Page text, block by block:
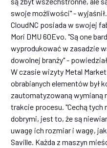
swoje możliwości" - wyjaśnił.
CloudNC posiada w swojej
Mori DMU 60Evo. "Są one
wyprodukować w zasadzie
dowolnej branży" -
W czasie wizyty Metal
obrabianych elementów był
zautomatyzowaną wymianą
trakcie procesu. "Cechą tych
dobrymi, jest to, że są
uwagę ich rozmiar i wagę,
Saville. Każda z maszyn